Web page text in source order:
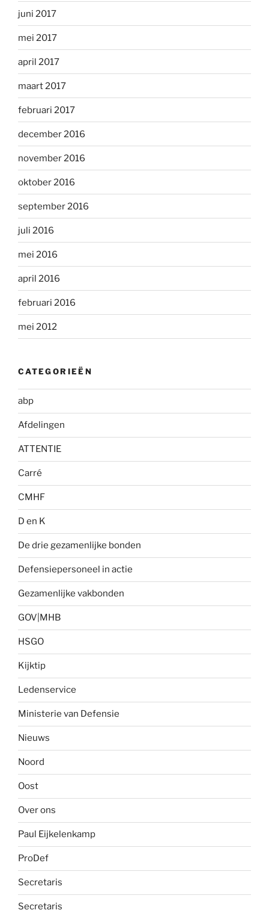
juni 2017
mei 2017
april 2017
maart 2017
februari 2017
december 2016
november 2016
oktober 2016
september 2016
juli 2016
mei 2016
april 2016
februari 2016
mei 2012
CATEGORIEËN
abp
Afdelingen
ATTENTIE
Carré
CMHF
D en K
De drie gezamenlijke bonden
Defensiepersoneel in actie
Gezamenlijke vakbonden
GOV|MHB
HSGO
Kijktip
Ledenservice
Ministerie van Defensie
Nieuws
Noord
Oost
Over ons
Paul Eijkelenkamp
ProDef
Secretaris
Secretaris